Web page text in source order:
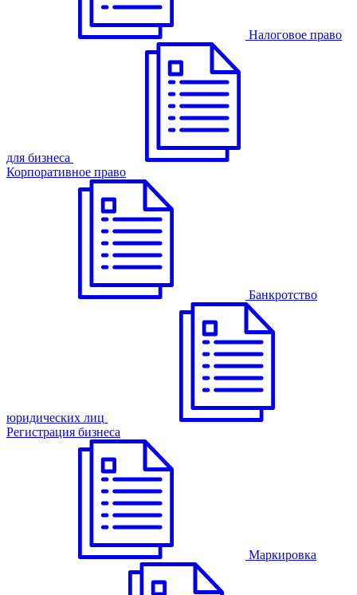
Налоговое право
для бизнеса
Корпоративное право
Банкротство
юридических лиц
Регистрация бизнеса
Маркировка